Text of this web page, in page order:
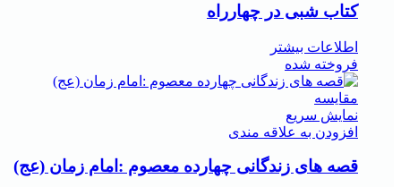
کتاب شبی در چهارراه
اطلاعات بیشتر
فروخته شده
مقايسه
نمایش سریع
افزودن به علاقه مندی
قصه های زندگانی چهارده معصوم :امام زمان (عج)